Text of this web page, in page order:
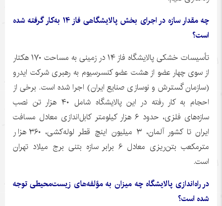
چه مقدار سازه در اجرای بخش پالایشگاهی فاز ۱۴ به‌کار گرفته شده
است؟
تأسیسات خشکی پالایشگاه فاز ۱۴ در زمینی به مساحت ۱۷۰ هکتار
از سوی چهار عضو از هشت عضو کنسرسیوم به رهبری شرکت ایدرو
(سازمان گسترش و نوسازی صنایع ایران) اجرا شده است. برخی از
احجام به کار رفته در این پالایشگاه شامل ۴۰ هزار تن نصب
سازه‌های فلزی، حدود ۶ هزار کیلومتر کابل‌اندازی معادل مسافت
ایران تا کشور آلمان، ۳ میلیون اینچ قطر لوله‌کشی، ۳۶۰ هزار
مترمکعب بتن‌ریزی معادل ۶ برابر سازه بتنی برج میلاد تهران
است.
در راه‌اندازی پالایشگاه چه میزان به مؤلفه‌های زیست‌محیطی توجه
شده است؟